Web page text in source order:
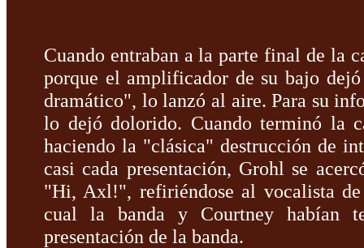
Cuando entraban a la parte final de la
porque el amplificador de su bajo
dramático", lo lanzó al aire. Para su
lo dejó dolorido. Cuando terminó la
haciendo la "clásica" destrucción de
casi cada presentación, Grohl se
"Hi, Axl!", refiriéndose al vocalista
cual la banda y Courtney habían
presentación de la banda.